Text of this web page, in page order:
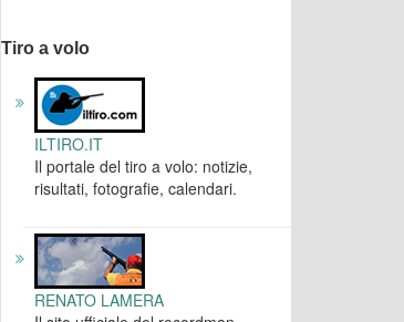
Tiro a volo
ILTIRO.IT
Il portale del tiro a volo: notizie,
risultati, fotografie, calendari.
RENATO LAMERA